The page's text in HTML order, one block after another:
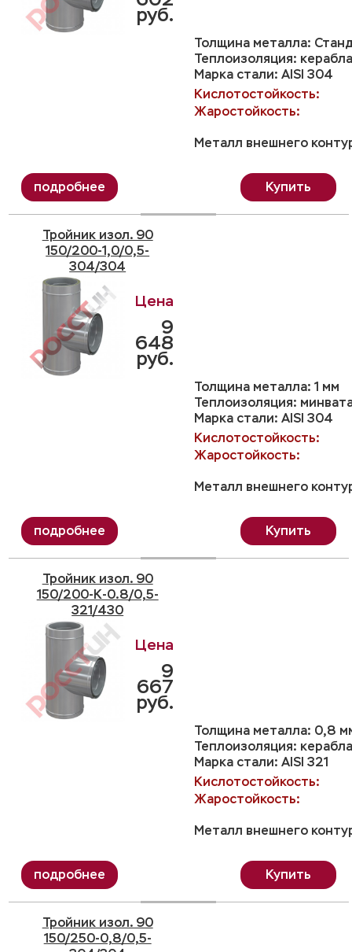
Толщина металла:
Теплоизоляция:
Марка стали: AISI 304
Кислотостойкость:
Жаростойкость:
Металл внешнего
руб.
Купить
Тройник изол. 90
150/200-1,0/0,5-
304/304
Толщина металла: 1 мм
Теплоизоляция:
Марка стали: AISI 304
Кислотостойкость:
Жаростойкость:
Металл внешнего
9
648
руб.
Купить
Тройник изол. 90
150/200-K-0.8/0,5-
321/430
Толщина металла: 0,8
Теплоизоляция:
Марка стали: AISI 321
Кислотостойкость:
Жаростойкость:
Металл внешнего
9
667
руб.
Купить
Тройник изол. 90
150/250-0,8/0,5-